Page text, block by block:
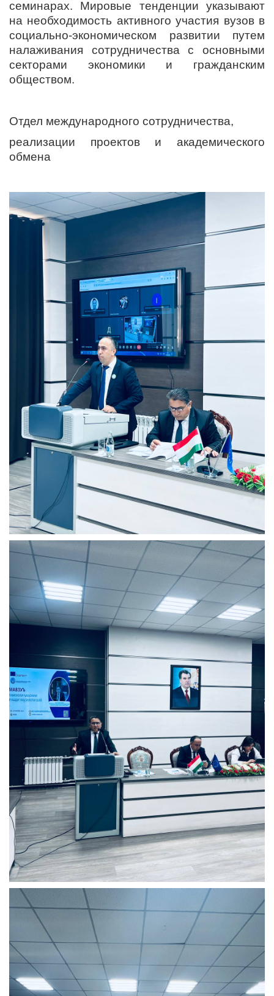
семинарах. Мировые тенденции указывают
на необходимость активного участия вузов в
социально-экономическом развитии путем
налаживания сотрудничества с основными
секторами экономики и гражданским
обществом.
Отдел международного сотрудничества,
реализации проектов и академического
обмена